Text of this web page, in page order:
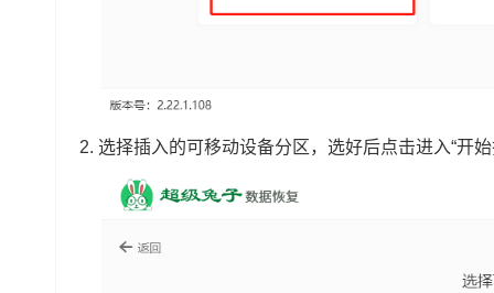
2. 选择插入的可移动设备分区，选好后点击进入“开